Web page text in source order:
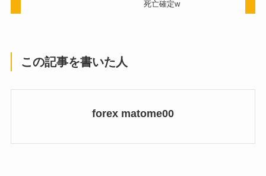
死亡確定w
この記事を書いた人
forex matome00